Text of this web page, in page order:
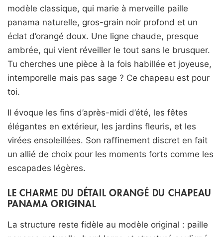
modèle classique, qui marie à merveille paille
panama naturelle, gros-grain noir profond et un
éclat d’orangé doux. Une ligne chaude, presque
ambrée, qui vient réveiller le tout sans le brusquer.
Tu cherches une pièce à la fois habillée et joyeuse,
intemporelle mais pas sage ? Ce chapeau est pour
toi.
Il évoque les fins d’après-midi d’été, les fêtes
élégantes en extérieur, les jardins fleuris, et les
virées ensoleillées. Son raffinement discret en fait
un allié de choix pour les moments forts comme les
escapades légères.
LE CHARME DU DÉTAIL ORANGÉ DU CHAPEAU
PANAMA ORIGINAL
La structure reste fidèle au modèle original : paille